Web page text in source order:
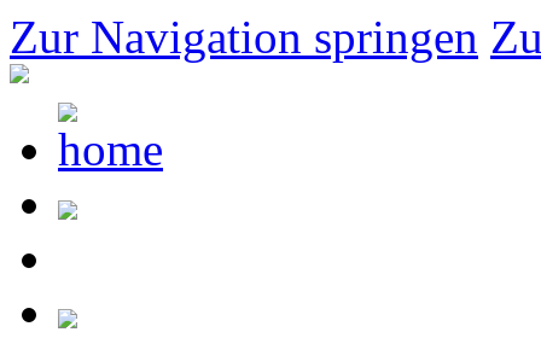
Zur Navigation springen